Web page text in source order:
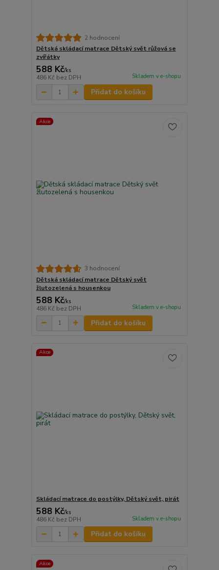
2 hodnocení
Dětská skládací matrace Dětský svět růžová se
zvířátky
588 Kč/ks
486 Kč bez DPH Skladem v e-shopu
Přidat do košíku
Akce
3 hodnocení
Dětská skládací matrace Dětský svět
žlutozelená s housenkou
588 Kč/ks
486 Kč bez DPH Skladem v e-shopu
Přidat do košíku
Akce
Skládací matrace do postýlky, Dětský svět, pirát
588 Kč/ks
486 Kč bez DPH Skladem v e-shopu
Přidat do košíku
Akce